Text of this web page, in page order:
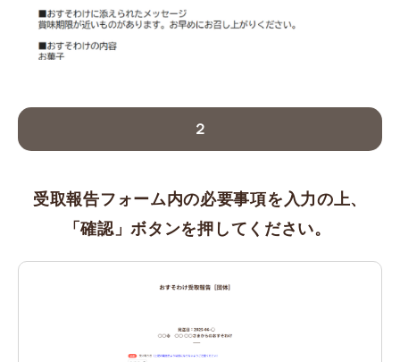
２
受取報告フォーム内の必要事項を入力の上、
「確認」ボタンを押してください。